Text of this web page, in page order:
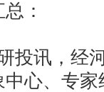
：
讯，经河
心、专